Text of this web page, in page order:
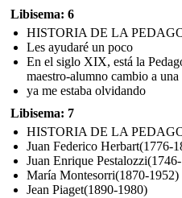
Libisema: 6
HISTORIA DE LA
Les ayudaré un poco
En el siglo XIX, está la
maestro-alumno cambio a
ya me estaba olvidando
Libisema: 7
HISTORIA DE LA
Juan Federico Herbart(1776-
Juan Enrique
María Montesorri(1870-1952)
Jean Piaget(1890-1980)